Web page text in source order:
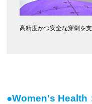
高精度かつ安全な穿刺を
●Women's Health